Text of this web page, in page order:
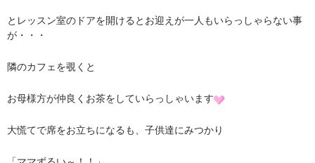
とレッスン室のドアを開けるとお迎えが一人もいらっしゃらない事
が・・・
隣のカフェを覗くと
お母様方が仲良くお茶をしていらっしゃいます
大慌てで席をお立ちになるも、子供達にみつかり